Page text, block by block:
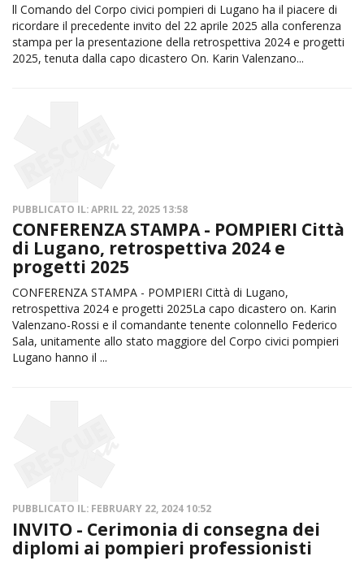
ll Comando del Corpo civici pompieri di Lugano ha il piacere di
ricordare il precedente invito del 22 aprile 2025 alla conferenza
stampa per la presentazione della retrospettiva 2024 e progetti
2025, tenuta dalla capo dicastero On. Karin Valenzano...
PUBBLICATO IL: APRIL 22, 2025 13:58
CONFERENZA STAMPA - POMPIERI Città
di Lugano, retrospettiva 2024 e
progetti 2025
CONFERENZA STAMPA - POMPIERI Città di Lugano,
retrospettiva 2024 e progetti 2025La capo dicastero on. Karin
Valenzano-Rossi e il comandante tenente colonnello Federico
Sala, unitamente allo stato maggiore del Corpo civici pompieri
Lugano hanno il ...
PUBBLICATO IL: FEBRUARY 22, 2024 10:52
INVITO - Cerimonia di consegna dei
diplomi ai pompieri professionisti